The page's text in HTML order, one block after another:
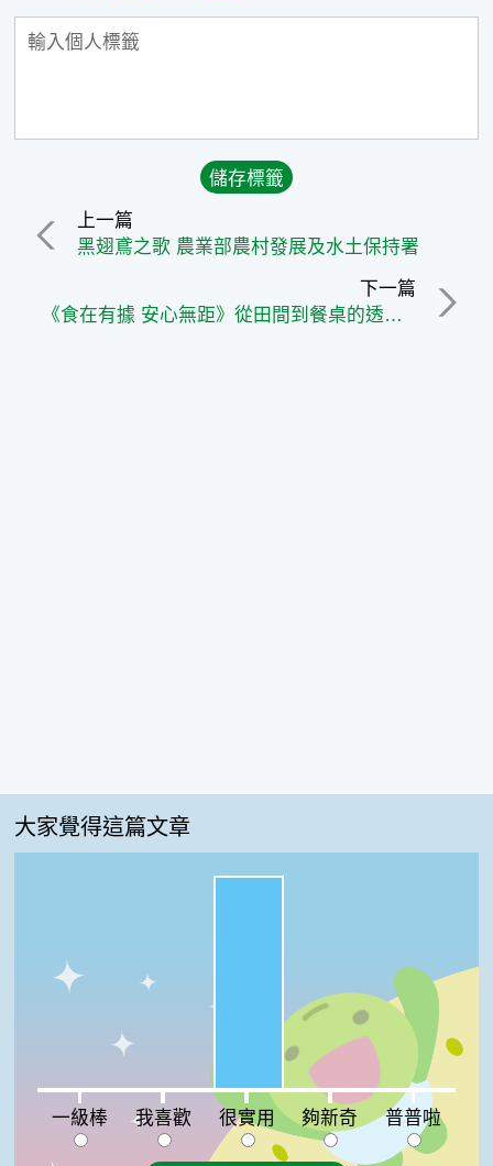
上一篇
黑翅鳶之歌 農業部農村發展及水土保持署
下一篇
《食在有據 安心無距》從田間到餐桌的透明旅程｜產銷履歷完整揭密
大家覺得這篇文章
一級棒:0% 我喜歡:0% 夠新奇:0%普普啦:0%
一級棒 我喜歡 很實用 夠新奇 普普啦